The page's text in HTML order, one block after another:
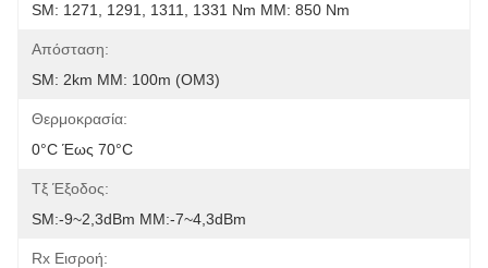
SM: 1271, 1291, 1311, 1331 Nm MM: 850 Nm
Απόσταση:
SM: 2km MM: 100m (OM3)
Θερμοκρασία:
0°C Έως 70°C
Τξ Έξοδος:
SM:-9~2,3dBm MM:-7~4,3dBm
Rx Εισροή: